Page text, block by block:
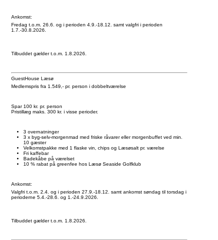
Ankomst:
Fredag t.o.m. 26.6. og i perioden 4.9.-18.12. samt valgfri i perioden
1.7.-30.8.2026.
Tilbuddet gælder t.o.m. 1.8.2026.
GuestHouse Læsø
Medlemspris fra 1.549,- pr. person i dobbeltværelse
Spar 100 kr. pr. person
Pristillæg maks. 300 kr. i visse perioder.
3 overnatninger
3 x byg-selv-morgenmad med friske råvarer eller morgenbuffet ved min.
10 gæster
Velkomstpakke med 1 flaske vin, chips og Læsøsalt pr. værelse
Fri kaffebar
Badekåbe på værelset
10 % rabat på greenfee hos Læsø Seaside Golfklub
Ankomst:
Valgfri t.o.m. 2.4. og i perioden 27.9.-18.12. samt ankomst søndag til torsdag i
perioderne 5.4.-28.6. og 1.-24.9.2026.
Tilbuddet gælder t.o.m. 1.8.2026.